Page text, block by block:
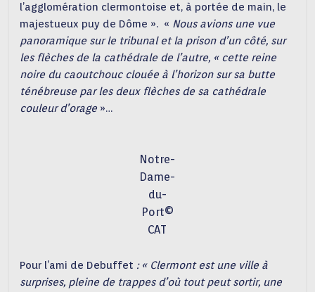
l’agglomération clermontoise et, à portée de main, le
majestueux puy de Dôme ». « Nous avions une vue
panoramique sur le tribunal et la prison d’un côté, sur
les flèches de la cathédrale de l’autre, « cette reine
noire du caoutchouc clouée à l’horizon sur sa butte
ténébreuse par les deux flèches de sa cathédrale
couleur d’orage »…
Notre-
Dame-
du-
Port©
CAT
Pour l’ami de Debuffet : « Clermont est une ville à
surprises, pleine de trappes d’où tout peut sortir, une